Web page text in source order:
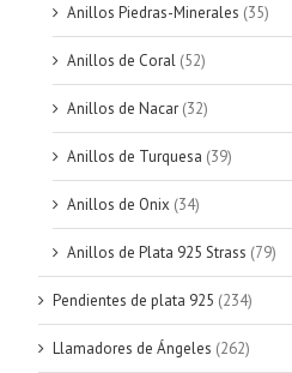
Anillos Piedras-Minerales (35)
Anillos de Coral (52)
Anillos de Nacar (32)
Anillos de Turquesa (39)
Anillos de Onix (34)
Anillos de Plata 925 Strass (79)
Pendientes de plata 925 (234)
Llamadores de Ángeles (262)